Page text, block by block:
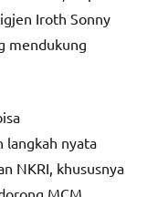
Iroth Sonny
mendukung
langkah nyata
NKRI, khususnya
MCM